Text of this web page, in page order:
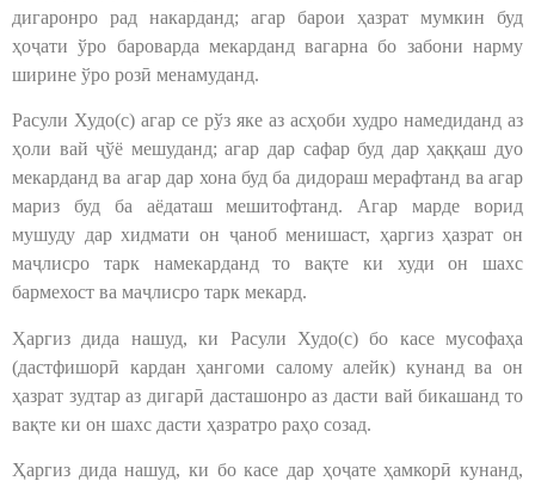
дигаронро рад накарданд; агар барои ҳазрат мумкин буд
ҳоҷати ўро бароварда мекарданд вагарна бо забони нарму
ширине ўро розӣ менамуданд.
Расули Худо(с) агар се рўз яке аз асҳоби худро намедиданд аз
ҳоли вай ҷўё мешуданд; агар дар сафар буд дар ҳаққаш дуо
мекарданд ва агар дар хона буд ба дидораш мерафтанд ва агар
мариз буд ба аёдаташ мешитофтанд. Агар марде ворид
мушуду дар хидмати он ҷаноб менишаст, ҳаргиз ҳазрат он
маҷлисро тарк намекарданд то вақте ки худи он шахс
бармехост ва маҷлисро тарк мекард.
Ҳаргиз дида нашуд, ки Расули Худо(с) бо касе мусофаҳа
(дастфишорӣ кардан ҳангоми салому алейк) кунанд ва он
ҳазрат зудтар аз дигарӣ дасташонро аз дасти вай бикашанд то
вақте ки он шахс дасти ҳазратро раҳо созад.
Ҳаргиз дида нашуд, ки бо касе дар ҳоҷате ҳамкорӣ кунанд,